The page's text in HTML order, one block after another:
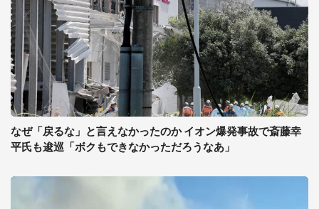
なぜ「戻るな」と言えなかったのか イオン爆発事故で斎藤幸
平氏も逡巡「ボクもできなかっただろうなあ」